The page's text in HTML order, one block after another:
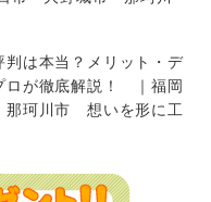
判は本当？メリット・デ
ロが徹底解説！ ｜福岡
珂川市 想いを形に工